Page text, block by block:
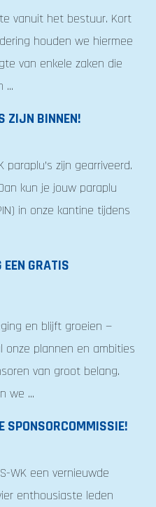
vanuit het bestuur. Kort
houden we hiermee
van enkele zaken die
...
ZIJN BINNEN!
paraplu’s zijn gearriveerd.
kun je jouw paraplu
in onze kantine tijdens
EEN GRATIS
en blijft groeien —
onze plannen en ambities
van groot belang.
we ...
SPONSORCOMMISSIE!
WK een vernieuwde
enthousiaste leden